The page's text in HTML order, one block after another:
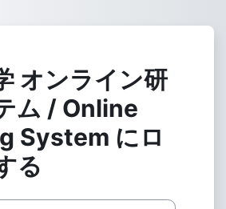
オンライン研
ム / Online
System にロ
る